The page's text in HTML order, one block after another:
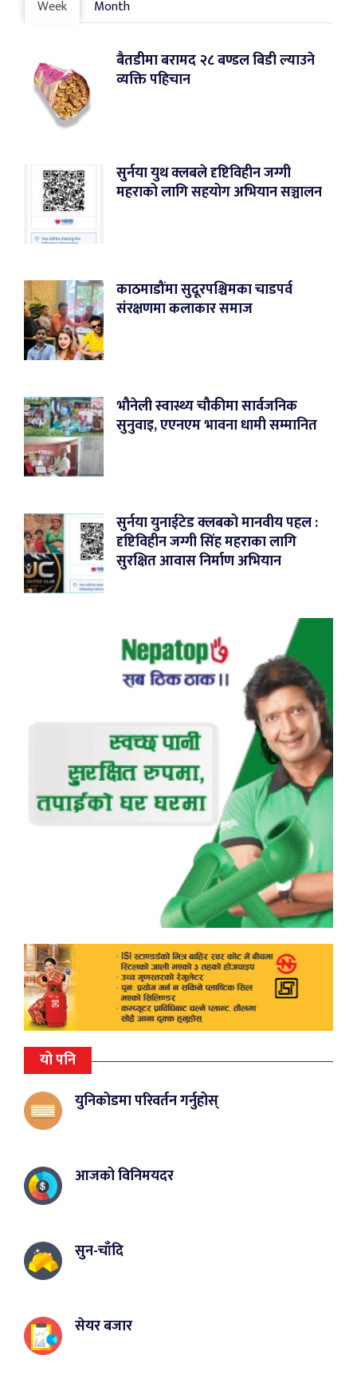
Week Month
बैतडीमा बरामद २८ बण्डल बिडी ल्याउने
व्यक्ति पहिचान
सुर्नया युथ क्लबले दृष्टिविहीन जग्गी
महराको लागि सहयोग अभियान सञ्चालन
काठमाडौंमा सुदूरपश्चिमका चाडपर्व
संरक्षणमा कलाकार समाज
भौनेली स्वास्थ्य चौकीमा सार्वजनिक
सुनुवाइ, एएनएम भावना धामी सम्मानित
सुर्नया युनाईटेड क्लबको मानवीय पहल :
दृष्टिविहीन जग्गी सिंह महराका लागि
सुरक्षित आवास निर्माण अभियान
यो पनि
युनिकोडमा परिवर्तन गर्नुहोस्
आजको विनिमयदर
सुन-चाँदि
सेयर बजार